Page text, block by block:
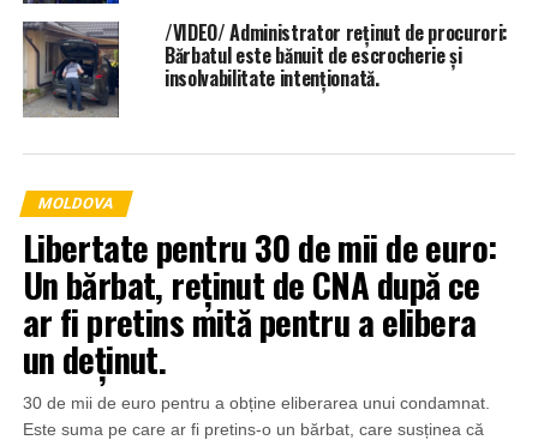
/VIDEO/ Administrator reținut de procurori:
Bărbatul este bănuit de escrocherie și
insolvabilitate intenționată.
MOLDOVA
Libertate pentru 30 de mii de euro:
Un bărbat, reținut de CNA după ce
ar fi pretins mită pentru a elibera
un deținut.
30 de mii de euro pentru a obține eliberarea unui condamnat.
Este suma pe care ar fi pretins-o un bărbat, care susținea că